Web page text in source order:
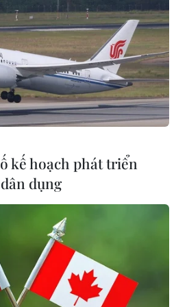
lực đất đai tại
Minh
sẽ có hướng dẫn cụ thể để đưa
đất gần với cơ chế thị trường
kế hoạch phát triển
dụng